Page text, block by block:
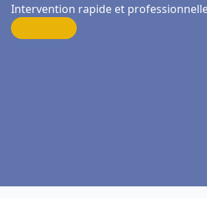
Intervention rapide et